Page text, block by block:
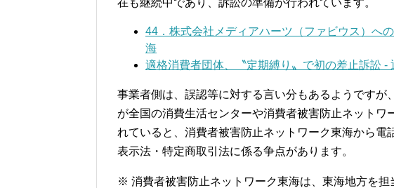
44．株式会社メディアハーツ（ファビウス）へ
海
適格消費者団体、〝定期縛り〟で初の差止訴訟 -
事業者側は、誤認等に対する言い分もあるようですが
が全国の消費生活センターや消費者被害防止ネットワ
れていると、消費者被害防止ネットワーク東海から電
表示法・特定商取引法に係る争点があります。
※ 消費者被害防止ネットワーク東海は、東海地方を担